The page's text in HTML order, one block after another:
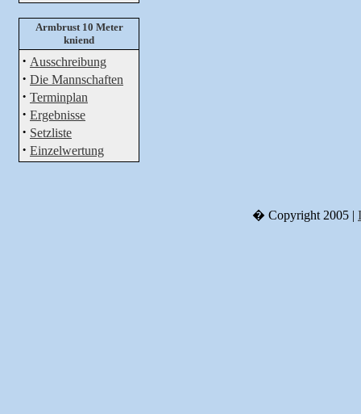
Armbrust 10 Meter
kniend
· Ausschreibung
· Die Mannschaften
· Terminplan
· Ergebnisse
· Setzliste
· Einzelwertung
� Copyright 2005 |